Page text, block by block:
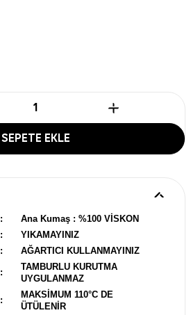
SEPETE EKLE
:
Ana Kumaş : %100 VİSKON
:
YIKAMAYINIZ
: AĞARTICI KULLANMAYINIZ
:
TAMBURLU KURUTMA
UYGULANMAZ
:
MAKSİMUM 110°C DE
ÜTÜLENİR